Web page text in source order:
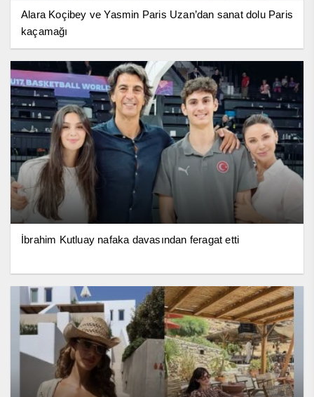
Alara Koçibey ve Yasmin Paris Uzan’dan sanat dolu Paris
kaçamağı
İbrahim Kutluay nafaka davasından feragat etti